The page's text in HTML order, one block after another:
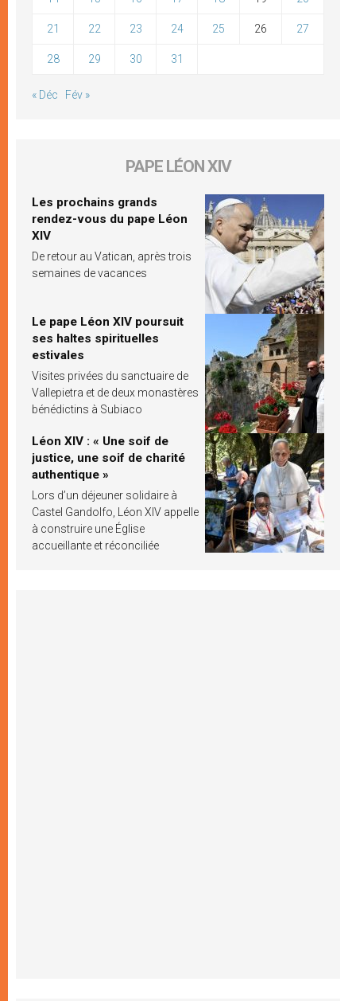
21 22 23 24 25 26 27
28 29 30 31
« Déc Fév »
PAPE LÉON XIV
Les prochains grands
rendez-vous du pape Léon
XIV
De retour au Vatican, après trois
semaines de vacances
Le pape Léon XIV poursuit
ses haltes spirituelles
estivales
Visites privées du sanctuaire de
Vallepietra et de deux monastères
bénédictins à Subiaco
Léon XIV : « Une soif de
justice, une soif de charité
authentique »
Lors d’un déjeuner solidaire à
Castel Gandolfo, Léon XIV appelle
à construire une Église
accueillante et réconciliée